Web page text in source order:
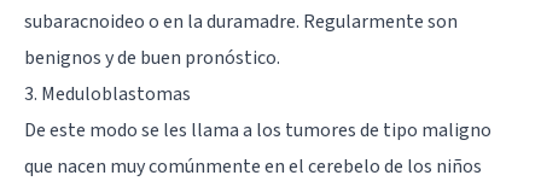
subaracnoideo o en la duramadre. Regularmente son
benignos y de buen pronóstico.
3. Meduloblastomas
De este modo se les llama a los tumores de tipo maligno
que nacen muy comúnmente en elcerebelode los niños